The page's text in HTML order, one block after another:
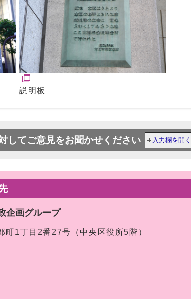
説明板
してご意見をお聞かせください 入力欄を開く
企画グループ
1丁目2番27号（中央区役所5階）